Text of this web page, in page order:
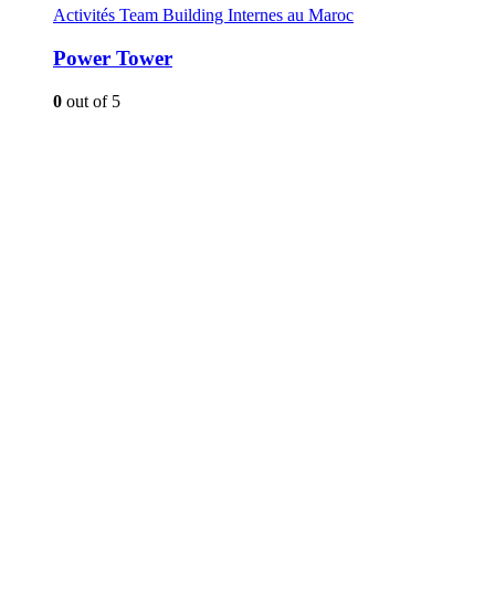
Activités Team Building Internes au Maroc
Power Tower
0 out of 5